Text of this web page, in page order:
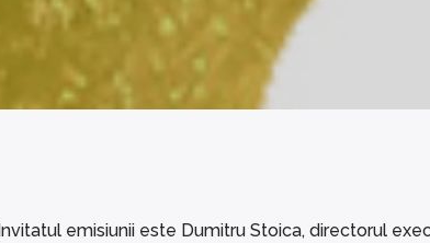
Invitatul emisiunii este Dumitru Stoica, directorul